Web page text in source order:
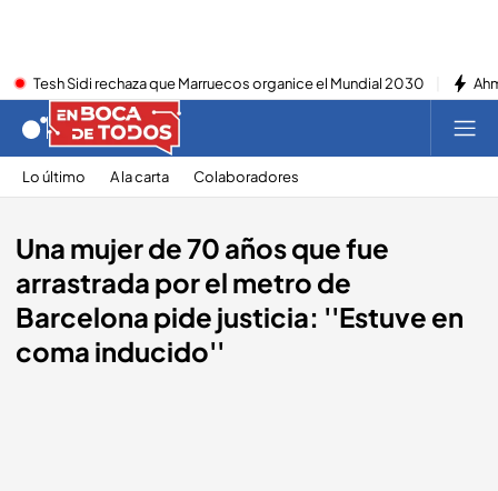
Tesh Sidi rechaza que Marruecos organice el Mundial 2030
Lo último A la carta Colaboradores
Una mujer de 70 años que fue
arrastrada por el metro de
Barcelona pide justicia: ''Estuve en
coma inducido''